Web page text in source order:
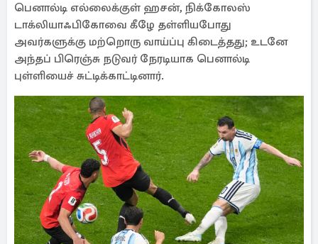
பெனால்டி எல்லைக்குள் ஹசன், நிக்கோலஸ்
டாக்லியாஃபிகோவை கீழே தள்ளியபோது
அவர்களுக்கு மற்றொரு வாய்ப்பு கிடைத்தது; உடனே
அந்தப் பிரெஞ்சு நடுவர் நேரடியாக பெனால்டி
புள்ளியைச் சுட்டிக்காட்டினார்.